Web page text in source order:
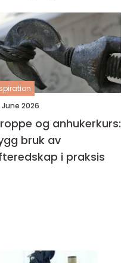
June 2026
og anhukerkurs:
bruk av
i praksis